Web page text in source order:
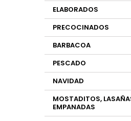
ELABORADOS
PRECOCINADOS
BARBACOA
PESCADO
NAVIDAD
MOSTADITOS,
EMPANADAS